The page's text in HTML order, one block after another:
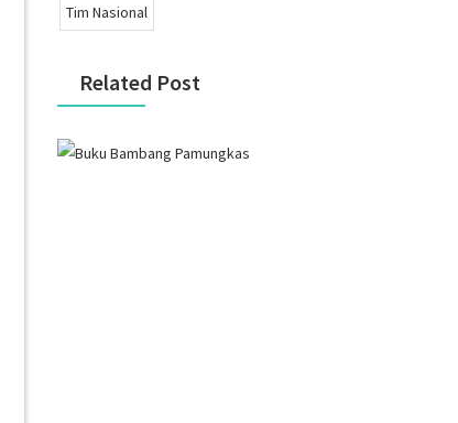
Tim Nasional
Related Post